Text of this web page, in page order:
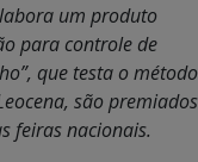
um produto
para controle de
que testa o método
são premiados
feiras nacionais.